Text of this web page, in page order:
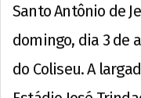
Santo Antônio de
domingo, dia 3 de
do Coliseu. A